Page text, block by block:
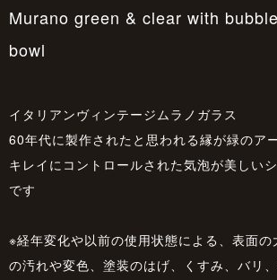
Murano green & clear with
bowl
イタリアンヴィンテージムラノガラス
60年代に製作されたと思われる縁が緑のア
キレイにコントロールされた気泡が美しい
です
※経年変化や以前の使用状態による、表面の
の汚れや変色、塗装のはげ、くすみ、バリ